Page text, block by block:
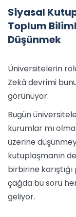
Siyasal
Toplum
Düşünmek
Üniversitelerin
Zekâ devrimi
görünüyor.
Bugün
kurumlar mı
üzerine
kutuplaşmanın
birbirine
çağda bu soru
geliyor.